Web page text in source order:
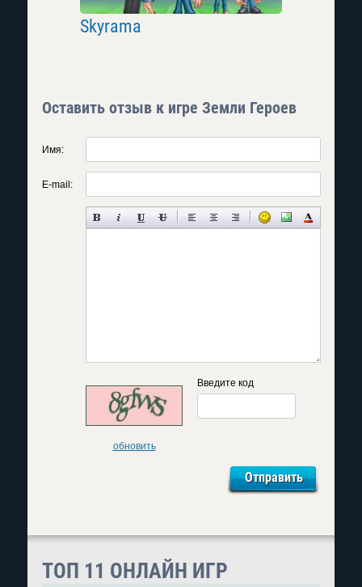
Skyrama
Оставить отзыв к игре Земли Героев
Имя:
E-mail:
обновить
Введите код
ТОП 11 ОНЛАЙН ИГР